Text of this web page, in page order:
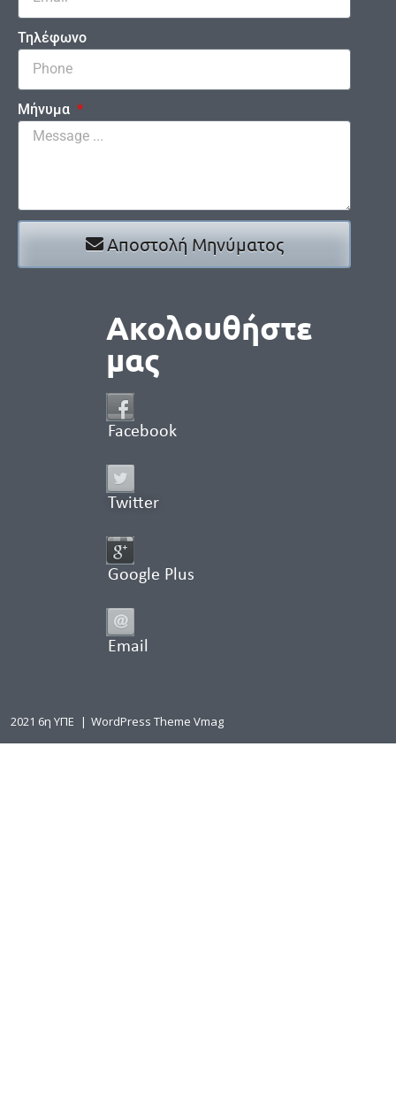
Τηλέφωνο
Μήνυμα
Αποστολή Μηνύματος
Ακολουθήστε
μας
Facebook
Twitter
Google Plus
Email
2021 6η ΥΠΕ | WordPress Theme Vmag